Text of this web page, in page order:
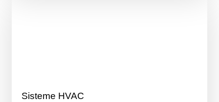
Sisteme HVAC